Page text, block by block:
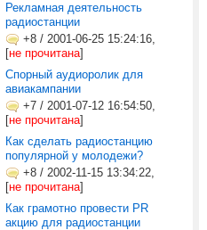
Рекламная деятельность
радиостанции
+8 / 2001-06-25 15:24:16,
[не прочитана]
Спорный аудиоролик для
авиакампании
+7 / 2001-07-12 16:54:50,
[не прочитана]
Как сделать радиостанцию
популярной у молодежи?
+8 / 2002-11-15 13:34:22,
[не прочитана]
Как грамотно провести PR
акцию для радиостанции